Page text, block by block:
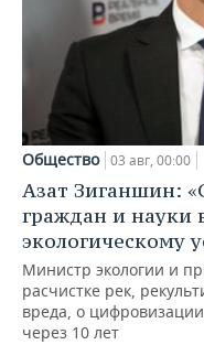
Общество 03 авг, 00:00
Азат Зиганшин:
граждан и науки
экологическому
Министр экологии и
расчистке рек,
вреда, о
через 10 лет